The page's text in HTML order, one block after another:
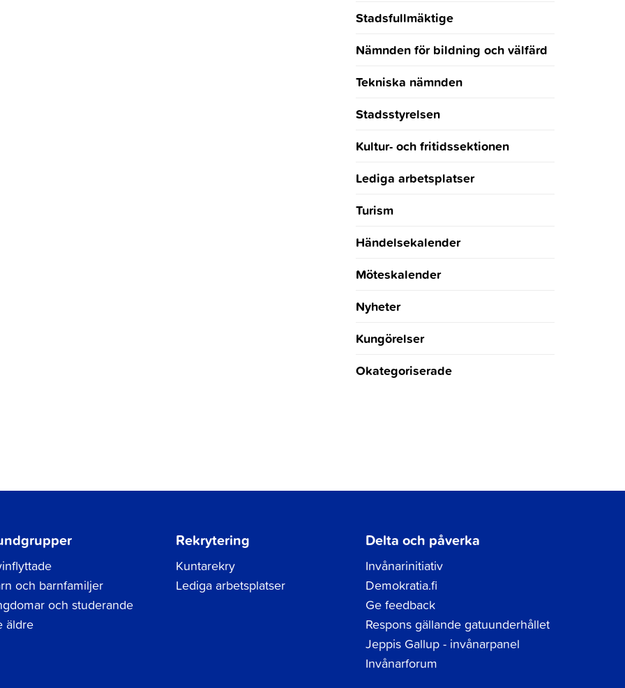
Stadsfullmäktige
Nämnden för bildning och välfärd
Tekniska nämnden
Stadsstyrelsen
Kultur- och fritidssektionen
Lediga arbetsplatser
Turism
Händelsekalender
Möteskalender
Nyheter
Kungörelser
Okategoriserade
och barnfamiljer
och studerande
äldre
Rekrytering
Kuntarekry
Lediga arbetsplatser
Delta och påverka
Invånarinitiativ
Demokratia.fi
Ge feedback
Respons gällande gatuunderhållet
Jeppis Gallup - invånarpanel
Invånarforum